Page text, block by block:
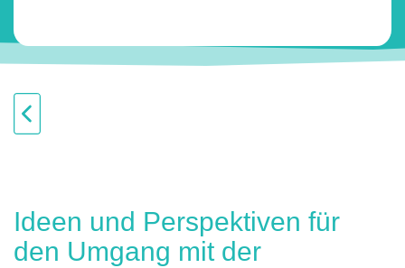
Ideen und Perspektiven für
den Umgang mit der